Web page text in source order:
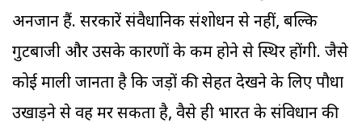
अनजान हैं. सरकारें संवैधानिक संशोधन से नहीं, बल्कि
गुटबाजी और उसके कारणों के कम होने से स्थिर होंगी. जैसे
कोई माली जानता है कि जड़ों की सेहत देखने के लिए पौधा
उखाड़ने से वह मर सकता है, वैसे ही भारत के संविधान की